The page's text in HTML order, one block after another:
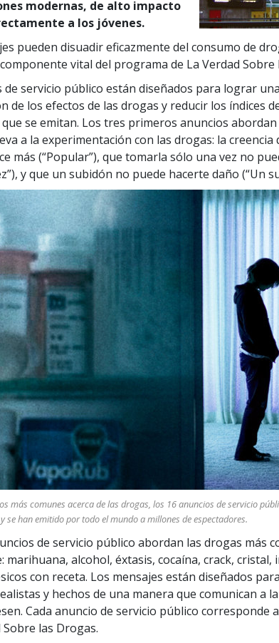
modernas, de alto impacto
a los jóvenes.
pueden disuadir eficazmente del consumo de
vital del programa de La Verdad Sobre
de servicio público están diseñados para lograr
de los efectos de las drogas y reducir los índices
se emitan. Los tres primeros anuncios
a la experimentación con las drogas: la creencia
más (“Popular”), que tomarla sólo una vez no
y que un subidón no puede hacerte daño (“Un
más comunes acerca de las drogas, los 16 anuncios de servicio
se han emitido por todo el mundo a millones de espectadores.
de servicio público abordan las drogas más
marihuana, alcohol, éxtasis, cocaína, crack,
con receta. Los mensajes están diseñados
y hechos de una manera que comunican a
Cada anuncio de servicio público corresponde
Sobre las Drogas.